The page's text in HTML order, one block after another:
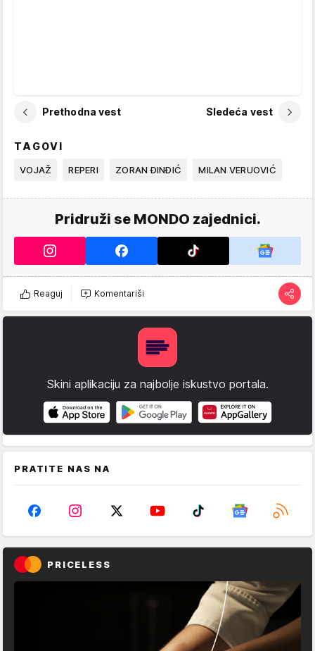
Prethodna vest Sledeća vest
TAGOVI
VOJAŽ REPERI ZORAN ĐINĐIĆ MILAN VERUOVIĆ
Pridruži se MONDO zajednici.
Reaguj Komentariši
Skini aplikaciju za najbolje iskustvo portala.
PRATITE NAS NA
PRICELESS